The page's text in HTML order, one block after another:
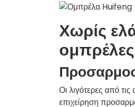
Χωρίς
Οι λιγότερες από
επιχείρηση